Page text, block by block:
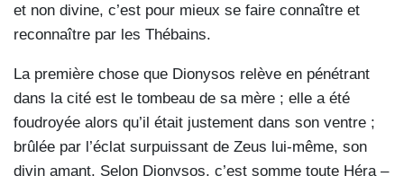
et non divine, c’est pour mieux se faire connaître et
reconnaître par les Thébains.
La première chose que Dionysos relève en pénétrant
dans la cité est le tombeau de sa mère ; elle a été
foudroyée alors qu’il était justement dans son ventre ;
brûlée par l’éclat surpuissant de Zeus lui-même, son
divin amant. Selon Dionysos, c’est somme toute Héra –